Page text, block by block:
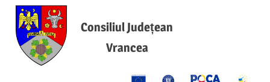
Skip
content
Consiliul Județean
Vrancea